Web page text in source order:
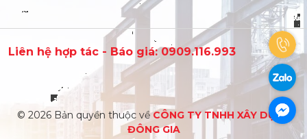
Liên hệ hợp tác - Báo giá: 0909.116.993
© 2026 Bản quyền thuộc vềCÔNG TY TNHH XÂY DỰNG
ĐÔNG GIA